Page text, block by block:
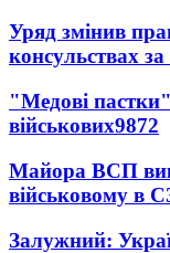
Уряд змінив
консульствах
"Медові
військових9872
Майора ВСП
військовому в
Залужний: